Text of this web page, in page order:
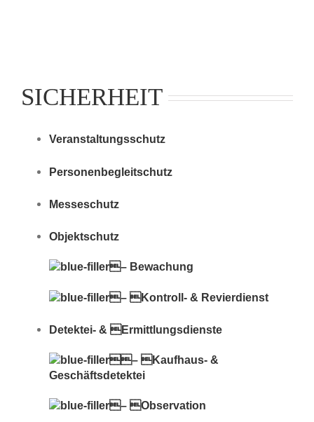
SICHERHEIT
Veranstaltungsschutz
Personenbegleitschutz
Messeschutz
Objektschutz
– Bewachung
– Kontroll- & Revierdienst
Detektei- & Ermittlungsdienste
– Kaufhaus- &
Geschäftsdetektei
– Observation